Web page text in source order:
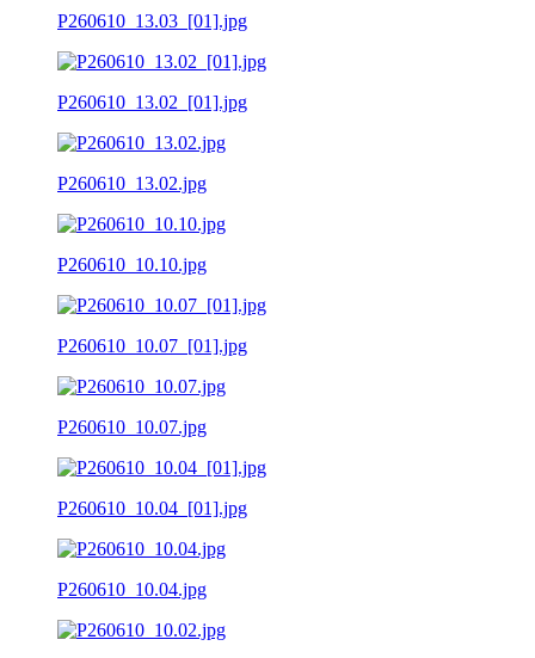
P260610_13.03_[01].jpg
P260610_13.02_[01].jpg
P260610_13.02.jpg
P260610_10.10.jpg
P260610_10.07_[01].jpg
P260610_10.07.jpg
P260610_10.04_[01].jpg
P260610_10.04.jpg